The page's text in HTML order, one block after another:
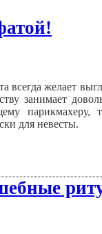
всегда желает
занимает
парикмахеру,
для невесты.